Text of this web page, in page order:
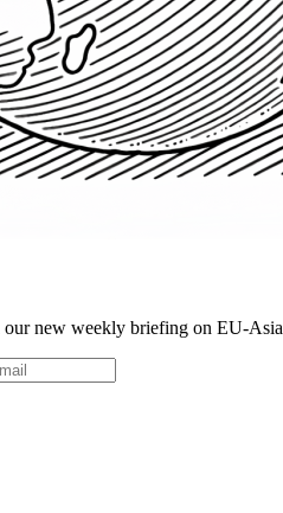
new weekly briefing on EU-